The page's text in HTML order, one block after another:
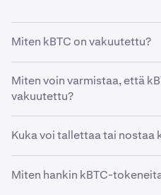
Miten kBTC on vakuutettu?
Jokainen kBTC-token on
määrällä Krakenin hallussa
säilyttämää Bitcoinia, mikä
turvallisuuden.
Älä luota, varmista:
Miten voin varmistaa, että
vakuutettu?
Kraken ylläpitää
Krakenin tarjoamien
Kuka voi tallettaa tai nostaa
kBTC on kaikkien sellaisten
Miten hankin kBTC-